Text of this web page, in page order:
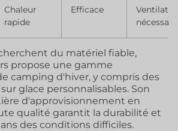
Chaleur
rapide
Efficace
du matériel fiable,
propose une gamme
camping d'hiver, y compris des
glace personnalisables. Son
d'approvisionnement en
qualité garantit la durabilité et
des conditions difficiles.